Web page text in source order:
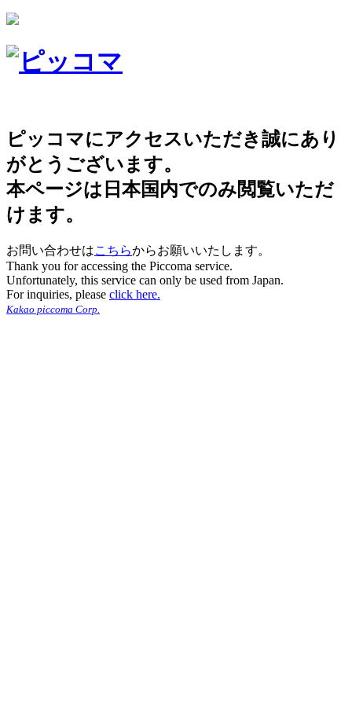
ピッコマにアクセスいただき誠にあり
がとうございます。
本ページは日本国内でのみ閲覧いただ
けます。
お問い合わせはこちらからお願いいたします。
Thank you for accessing the Piccoma service.
Unfortunately, this service can only be used from Japan.
For inquiries, please click here.
Kakao piccoma Corp.